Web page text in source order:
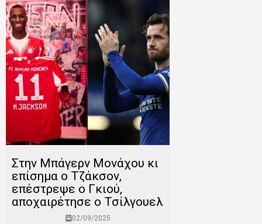
Στην Μπάγερν Μονάχου κι
επίσημα ο Τζάκσον,
επέστρεψε ο Γκιού,
αποχαιρέτησε ο Τσίλγουελ
02/09/2025